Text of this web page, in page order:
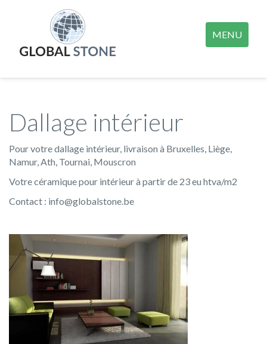
MENU
Dallage intérieur
Pour votre dallage intérieur, livraison à Bruxelles, Liège,
Namur, Ath, Tournai, Mouscron
Votre céramique pour intérieur à partir de 23 eu htva/m2
Contact : info@globalstone.be